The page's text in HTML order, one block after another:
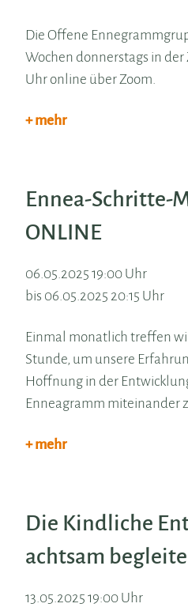
Die Offene
Wochen donnerstags in der
Uhr online über Zoom.
+ mehr
Ennea-Schritte-
ONLINE
06.05.2025 19:00 Uhr
bis 06.05.2025 20:15 Uhr
Einmal monatlich treffen
Stunde, um unsere
Hoffnung in der
Enneagramm miteinander
+ mehr
Die Kindliche
achtsam
13.05.2025 19:00 Uhr